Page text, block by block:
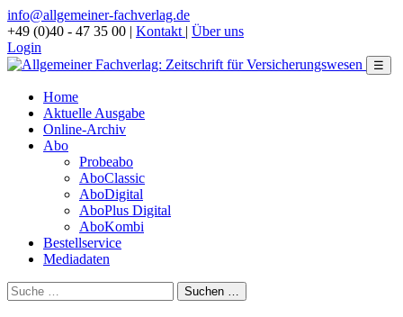
info@allgemeiner-fachverlag.de
+49 (0)40 - 47 35 00 | Kontakt | Über uns
Login
☰
Home
Aktuelle Ausgabe
Online-Archiv
Abo
Probeabo
AboClassic
AboDigital
AboPlus Digital
AboKombi
Bestellservice
Mediadaten